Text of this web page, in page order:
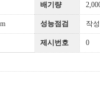
배기량
성능점검 작
제시번호 0